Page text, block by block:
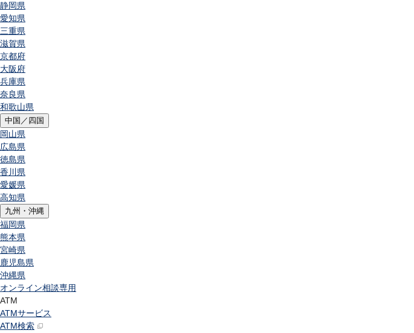
静岡県
愛知県
三重県
滋賀県
京都府
大阪府
兵庫県
奈良県
和歌山県
中国／四国
岡山県
広島県
徳島県
香川県
愛媛県
高知県
九州・沖縄
福岡県
熊本県
宮崎県
鹿児島県
沖縄県
オンライン相談専用
ATM
ATMサービス
ATM検索